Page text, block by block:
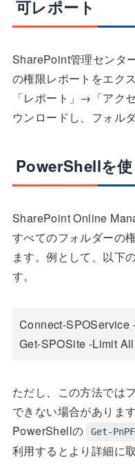
可レポート
SharePoint管理センタ
の権限レポートをエク
「レポート」→「アク
ウンロードし、フォル
PowerShellを
SharePoint Online
すべてのフォルダーの
ます。例として、以下
す。
Connect-SPOService
Get-SPOSite -Limit
ただし、この方法では
できない場合がありま
PowerShellの
Get-
利用するとより詳細に